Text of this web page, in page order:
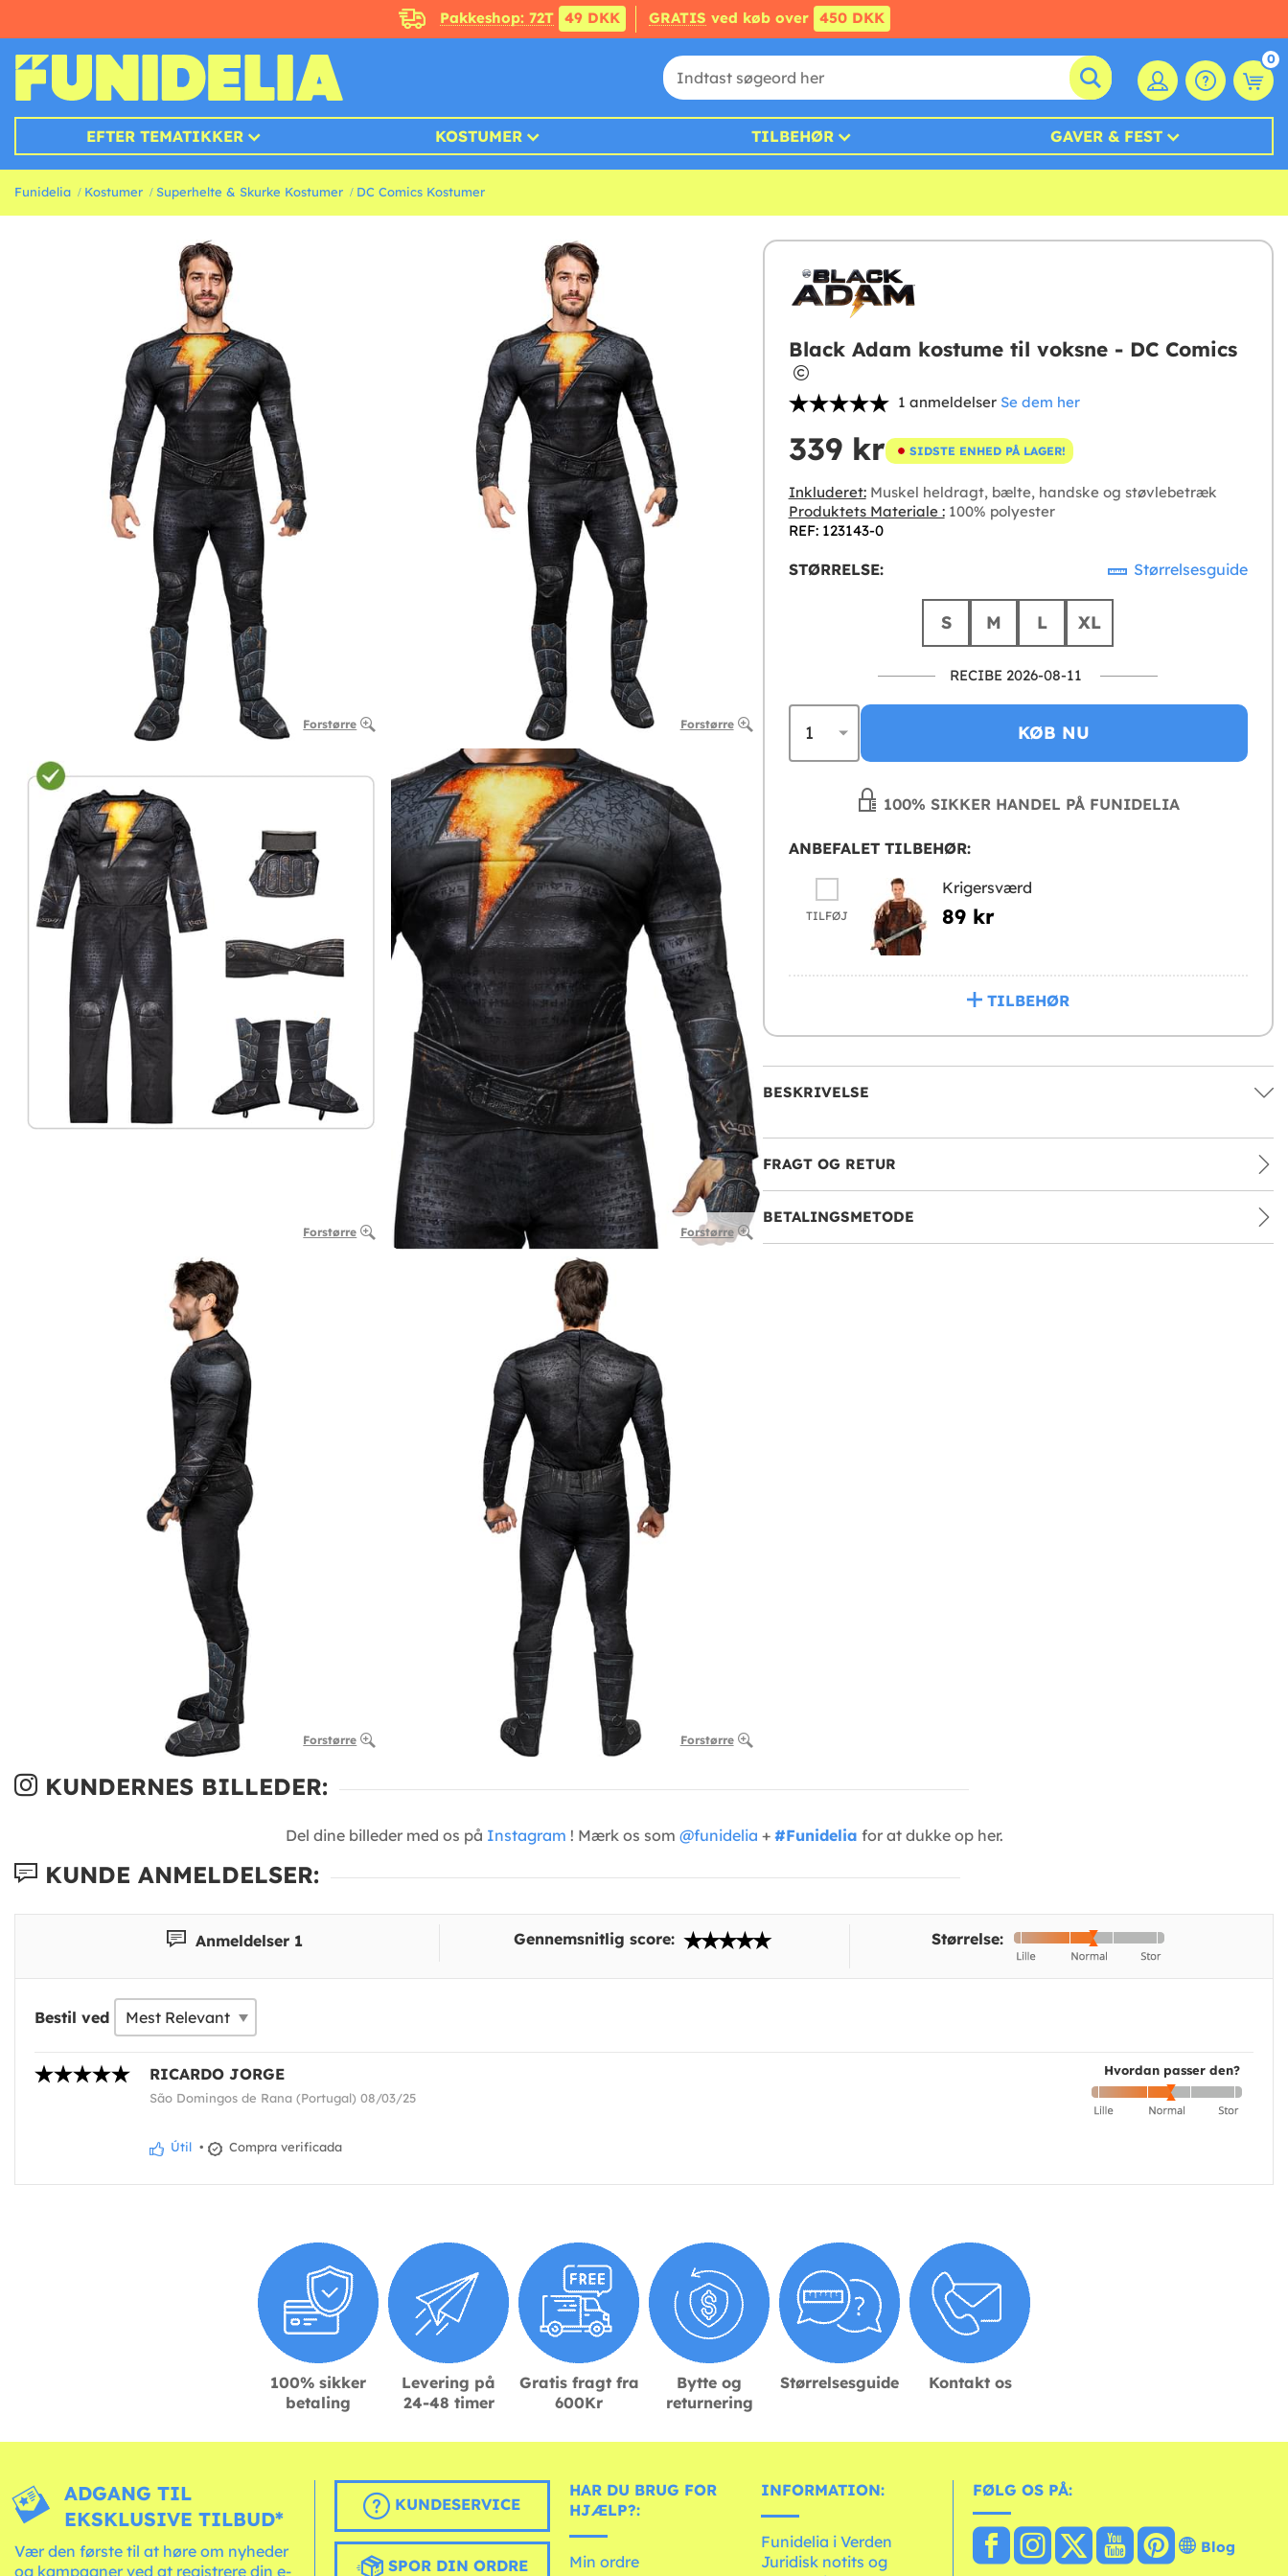
Pakkeshop: 72T 49 DKK GRATIS ved køb over 450 DKK
0
EFTER TEMATIKKER KOSTUMER TILBEHØR GAVER & FEST
Funidelia Kostumer Superhelte & Skurke Kostumer DC Comics Kostumer
Forstørre Forstørre
Forstørre Forstørre
Forstørre Forstørre
Black Adam kostume til voksne - DC Comics
1 anmeldelser Se dem her
339 kr SIDSTE ENHED PÅ LAGER!
Inkluderet:Muskel heldragt, bælte, handske og støvlebetræk
Produktets Materiale :100% polyester
REF: 123143-0
STØRRELSE: Størrelsesguide
S M L XL
RECIBE 2026-08-11
KØB NU
100% SIKKER HANDEL PÅ FUNIDELIA
ANBEFALET TILBEHØR:
TILFØJ
Krigersværd
89 kr
TILBEHØR
BESKRIVELSE
FRAGT OG RETUR
BETALINGSMETODE
KUNDERNES BILLEDER:
Del dine billeder med os på Instagram ! Mærk os som @funidelia + #Funidelia for at dukke op her.
KUNDE ANMELDELSER:
Anmeldelser 1 Gennemsnitlig score: Størrelse:
Bestil ved
Hvordan passer den?
RICARDO JORGE
São Domingos de Rana (Portugal) 08/03/25
Útil • Compra verificada
100% sikker
betaling
Levering på
24-48 timer
Gratis fragt fra
600Kr
Bytte og
returnering
Størrelsesguide Kontakt os
ADGANG TIL
EKSKLUSIVE TILBUD*
Vær den første til at høre om nyheder
og kampagner ved at registrere din e-
KUNDESERVICE
SPOR DIN ORDRE
HAR DU BRUG FOR
HJÆLP?:
Min ordre
INFORMATION:
Funidelia i Verden
Juridisk notits og
FØLG OS PÅ:
Blog